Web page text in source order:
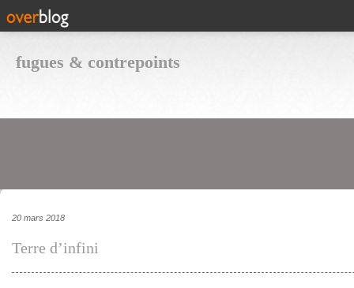
fugues & contrepoints
20 mars 2018
Terre d’infini